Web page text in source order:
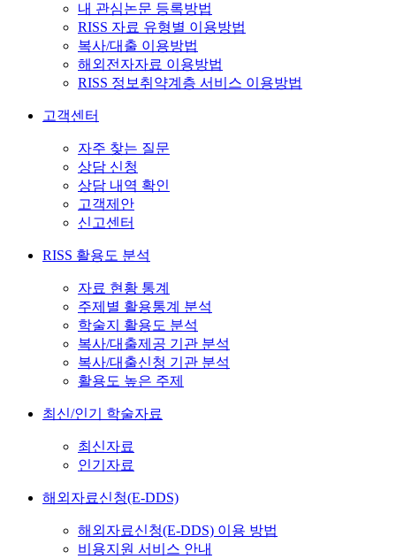
내 관심논문 등록방법
RISS 자료 유형별 이용방법
복사/대출 이용방법
해외전자자료 이용방법
RISS 정보취약계층 서비스 이용방법
고객센터
자주 찾는 질문
상담 신청
상담 내역 확인
고객제안
신고센터
RISS 활용도 분석
자료 현황 통계
주제별 활용통계 분석
학술지 활용도 분석
복사/대출제공 기관 분석
복사/대출신청 기관 분석
활용도 높은 주제
최신/인기 학술자료
최신자료
인기자료
해외자료신청(E-DDS)
해외자료신청(E-DDS) 이용 방법
비용지원 서비스 안내